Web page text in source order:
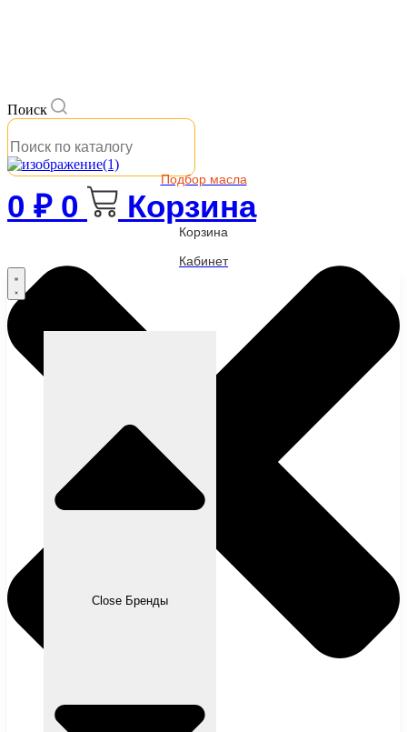
Поиск
Подбор масла
0 ₽ 0 Корзина
Корзина
Кабинет
Close Бренды